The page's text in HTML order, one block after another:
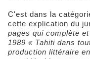
C'est dans la
cette explication du
pages qui complète
1989 « Tahiti dans
production littéraire